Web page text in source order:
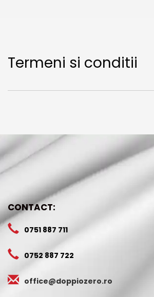
Termeni si conditii
CONTACT:
0751 887 711
0752 887 722
office@doppiozero.ro